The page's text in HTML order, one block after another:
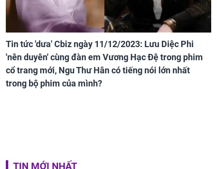
Tin tức 'dưa' Cbiz ngày 11/12/2023: Lưu Diệc Phi
'nên duyên' cùng đàn em Vương Hạc Đệ trong phim
cổ trang mới, Ngu Thư Hân có tiếng nói lớn nhất
trong bộ phim của mình?
TIN MỚI NHẤT